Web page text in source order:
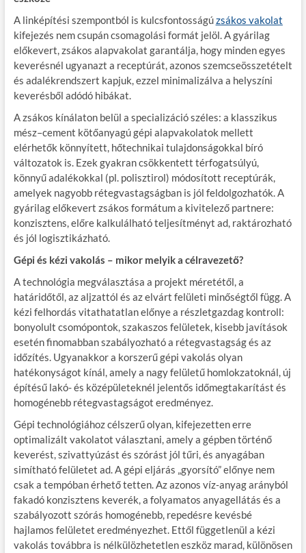
A linképítési szempontból is kulcsfontosságúzsákos vakolat
kifejezés nem csupán csomagolási formát jelöl. A gyárilag
előkevert, zsákos alapvakolat garantálja, hogy minden egyes
keverésnél ugyanazt a receptúrát, azonos szemcseösszetételt
és adalékrendszert kapjuk, ezzel minimalizálva a helyszíni
keverésből adódó hibákat.
A zsákos kínálaton belül a specializáció széles: a klasszikus
mész–cement kötőanyagú gépi alapvakolatok mellett
elérhetők könnyített, hőtechnikai tulajdonságokkal bíró
változatok is. Ezek gyakran csökkentett térfogatsúlyú,
könnyű adalékokkal (pl. polisztirol) módosított receptúrák,
amelyek nagyobb rétegvastagságban is jól feldolgozhatók. A
gyárilag előkevert zsákos formátum a kivitelező partnere:
konzisztens, előre kalkulálható teljesítményt ad, raktározható
és jól logisztikázható.
Gépi és kézi vakolás – mikor melyik a célravezető?
A technológia megválasztása a projekt méretétől, a
határidőtől, az aljzattól és az elvárt felületi minőségtől függ. A
kézi felhordás vitathatatlan előnye a részletgazdag kontroll:
bonyolult csomópontok, szakaszos felületek, kisebb javítások
esetén finomabban szabályozható a rétegvastagság és az
időzítés. Ugyanakkor a korszerű gépi vakolás olyan
hatékonyságot kínál, amely a nagy felületű homlokzatoknál, új
építésű lakó- és középületeknél jelentős időmegtakarítást és
homogénebb rétegvastagságot eredményez.
Gépi technológiához célszerű olyan, kifejezetten erre
optimalizált vakolatot választani, amely a gépben történő
keverést, szivattyúzást és szórást jól tűri, és anyagában
simítható felületet ad. A gépi eljárás „gyorsító” előnye nem
csak a tempóban érhető tetten. Az azonos víz‑anyag arányból
fakadó konzisztens keverék, a folyamatos anyagellátás és a
szabályozott szórás homogénebb, repedésre kevésbé
hajlamos felületet eredményezhet. Ettől függetlenül a kézi
vakolás továbbra is nélkülözhetetlen eszköz marad, különösen